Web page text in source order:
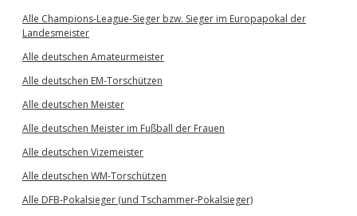
Alle Champions-League-Sieger bzw. Sieger im Europapokal der
Landesmeister
Alle deutschen Amateurmeister
Alle deutschen EM-Torschützen
Alle deutschen Meister
Alle deutschen Meister im Fußball der Frauen
Alle deutschen Vizemeister
Alle deutschen WM-Torschützen
Alle DFB-Pokalsieger (und Tschammer-Pokalsieger)